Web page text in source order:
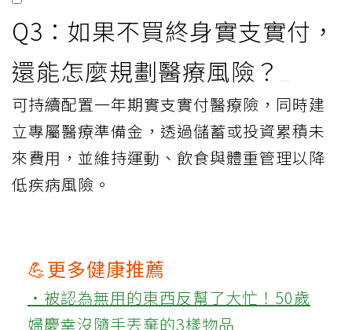
Q3：如果不買終身實支實付，
還能怎麼規劃醫療風險？
可持續配置一年期實支實付醫療險，同時建
立專屬醫療準備金，透過儲蓄或投資累積未
來費用，並維持運動、飲食與體重管理以降
低疾病風險。
💪更多健康推薦
‧被認為無用的東西反幫了大忙！50歲
婦慶幸沒隨手丟棄的3樣物品